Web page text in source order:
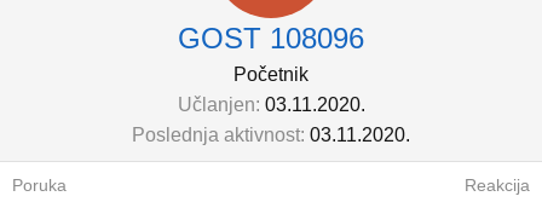
GOST 108096
Početnik
Učlanjen 03.11.2020.
Poslednja aktivnost 03.11.2020.
Poruka Reakcija